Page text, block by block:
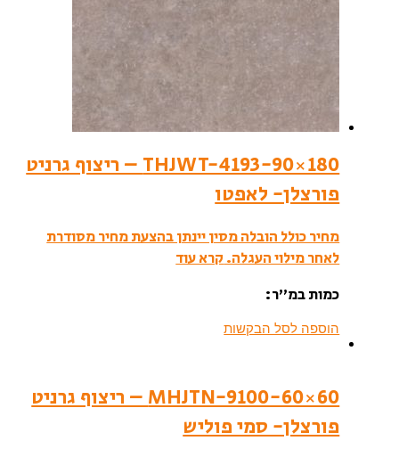
THJWT-4193-90×180 – ריצוף גרניט
פורצלן- לאפטו
מחיר כולל הובלה מסין יינתן בהצעת מחיר מסודרת
לאחר מילוי העגלה.קרא עוד
כמות במ”ר:
הוספה לסל הבקשות
MHJTN-9100-60×60 – ריצוף גרניט
פורצלן- סמי פוליש